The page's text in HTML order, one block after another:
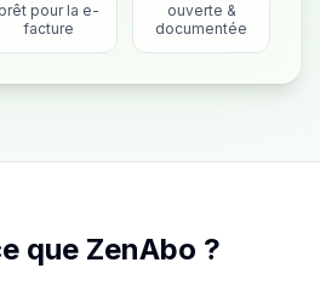
prêt pour la e-
facture
ouverte &
documentée
que ZenAbo ?